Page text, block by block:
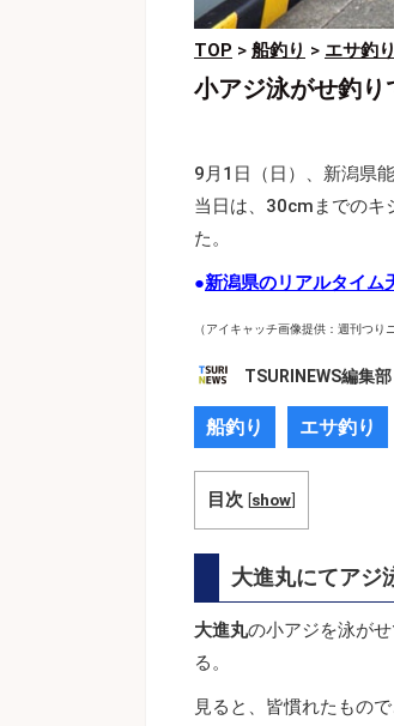
TOP > 船釣り > エサ釣り
小アジ泳がせ釣
9月1日（日）、新潟県
当日は、30cmまでのキ
た。
●新潟県のリアルタイム
（アイキャッチ画像提供：週刊つり
TSURINEWS編集部
船釣り エサ釣り
目次 [show]
大進丸にてアジ
大進丸の小アジを泳が
る。
見ると、皆慣れたもの